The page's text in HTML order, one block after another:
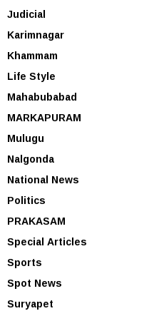
Judicial
Karimnagar
Khammam
Life Style
Mahabubabad
MARKAPURAM
Mulugu
Nalgonda
National News
Politics
PRAKASAM
Special Articles
Sports
Spot News
Suryapet